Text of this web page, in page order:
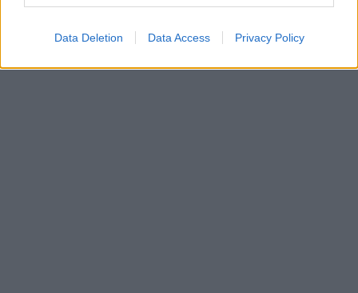
Data Deletion Data Access Privacy Policy
ΓΑΛ – 19/1, 21:45 - Μαρσέιγ – Στρασβούργο: Goal /
Goal (1.70)